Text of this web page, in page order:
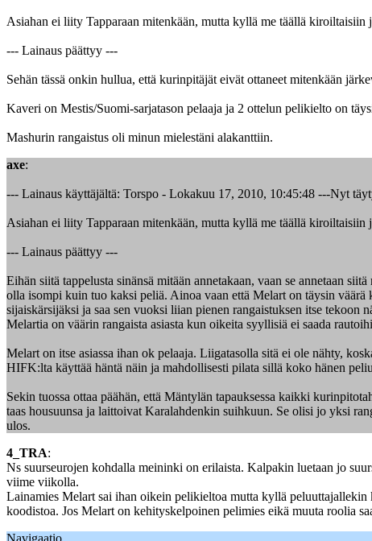
Asiahan ei liity Tapparaan mitenkään, mutta kyllä me täällä
--- Lainaus päättyy ---
Sehän tässä onkin hullua, että kurinpitäjät eivät ottaneet mitenkään
Kaveri on Mestis/Suomi-sarjatason pelaaja ja 2 ottelun pelikielto on
Mashurin rangaistus oli minun mielestäni alakanttiin.
axe:
--- Lainaus käyttäjältä: Torspo - Lokakuu 17, 2010, 10:45:48 ---Nyt
Asiahan ei liity Tapparaan mitenkään, mutta kyllä me täällä
--- Lainaus päättyy ---
Eihän siitä tappelusta sinänsä mitään annetakaan, vaan se annetaan
olla isompi kuin tuo kaksi peliä. Ainoa vaan että Melart on täysin
sijaiskärsijäksi ja saa sen vuoksi liian pienen rangaistuksen itse
Melartia on väärin rangaista asiasta kun oikeita syyllisiä ei saada
Melart on itse asiassa ihan ok pelaaja. Liigatasolla sitä ei ole nähty,
HIFK:lta käyttää häntä näin ja mahdollisesti pilata sillä koko hänen
Sekin tuossa ottaa päähän, että Mäntylän tapauksessa kaikki
taas housuunsa ja laittoivat Karalahdenkin suihkuun. Se olisi jo yksi
ulos.
4_TRA:
Ns suurseurojen kohdalla meininki on erilaista. Kalpakin luetaan jo
viime viikolla.
Lainamies Melart sai ihan oikein pelikieltoa mutta kyllä
koodistoa. Jos Melart on kehityskelpoinen pelimies eikä muuta roolia
Navigaatio